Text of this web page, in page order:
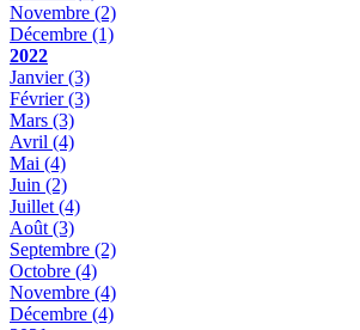
Novembre (2)
Décembre (1)
2022
Janvier(3)
Février(3)
Mars (3)
Avril (4)
Mai (4)
Juin (2)
Juillet (4)
Août (3)
Septembre (2)
Octobre (4)
Novembre (4)
Décembre (4)